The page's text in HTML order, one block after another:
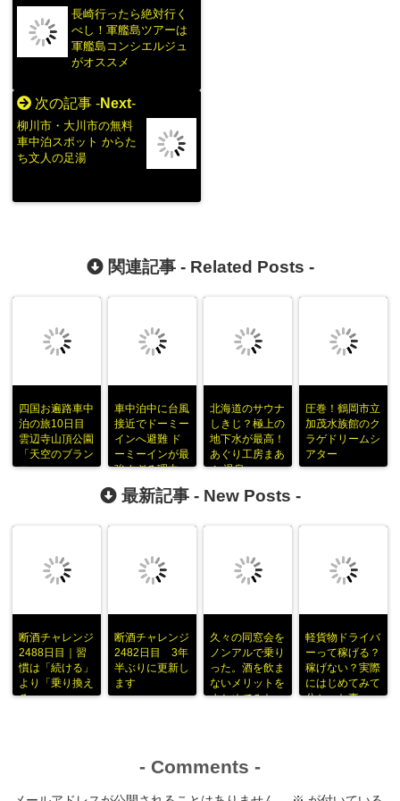
長崎行ったら絶対行く
べし！軍艦島ツアーは
軍艦島コンシエルジュ
がオススメ
次の記事 -Next-
柳川市・大川市の無料
車中泊スポット からた
ち文人の足湯
関連記事 - Related Posts -
四国お遍路車中
泊の旅10日目
雲辺寺山頂公園
「天空のブラン
コ」
車中泊中に台風
接近でドーミー
インへ避難 ド
ーミーインが最
強すぎる理由
北海道のサウナ
しきじ？極上の
地下水が最高！
あぐり工房まあ
ぶ 温泉
圧巻！鶴岡市立
加茂水族館のク
ラゲドリームシ
アター
最新記事 - New Posts -
断酒チャレンジ
2488日目｜習
慣は「続ける」
より「乗り換え
る」
断酒チャレンジ
2482日目 3年
半ぶりに更新し
ます
久々の同窓会を
ノンアルで乗り
った。酒を飲ま
ないメリットを
まとめてみた
軽貨物ドライバ
ーって稼げる？
稼げない？実際
にはじめてみて
分かった事
- Comments -